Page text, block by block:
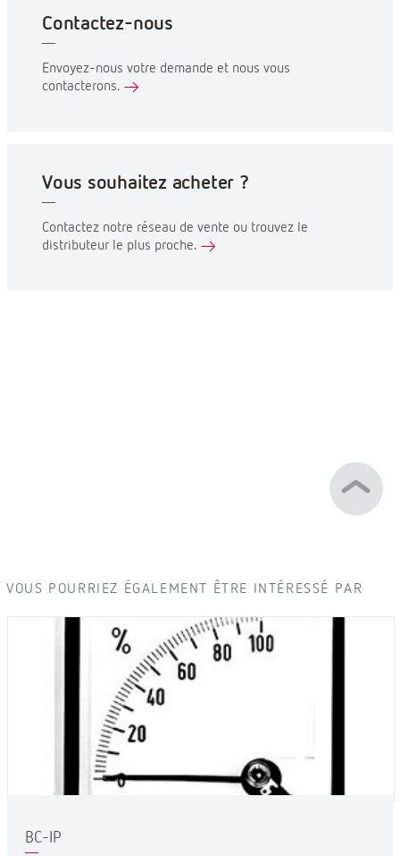
Contactez-nous
Envoyez-nous votre demande et nous vous
contacterons.
Vous souhaitez acheter ?
Contactez notre réseau de vente ou trouvez le
distributeur le plus proche.
VOUS POURRIEZ ÉGALEMENT ÊTRE INTÉRESSÉ PAR
BC-IP